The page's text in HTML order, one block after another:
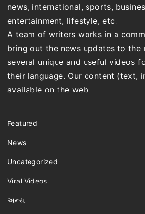
news, international, sports,
entertainment, lifestyle, etc.
A team of writers works in a
bring out the news updates to the
several unique and useful videos
their language. Our content (text,
available on the web.
Featured
News
Uncategorized
Viral Videos
અન્ય